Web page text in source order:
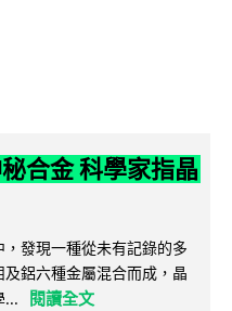
合金 科學家指晶
發現一種從未有記錄的多
鋁六種金屬混合而成，晶
...
閱讀全文